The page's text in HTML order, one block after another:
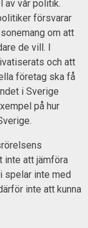
av vår politik.
försvarar
om att
de vill. I
och att
företag ska få
i Sverige
på hur
inte att jämföra
spelar inte med
inte att kunna